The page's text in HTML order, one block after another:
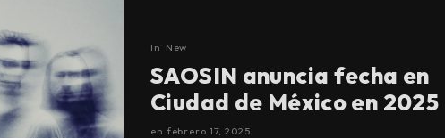
In New
SAOSIN anuncia fecha en
Ciudad de México en 2025
en febrero 17, 2025